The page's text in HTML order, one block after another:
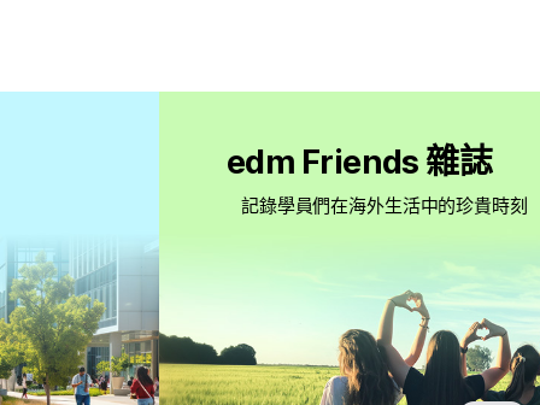
edm Friends 雜誌
記錄學員們在海外生活中的珍貴時刻